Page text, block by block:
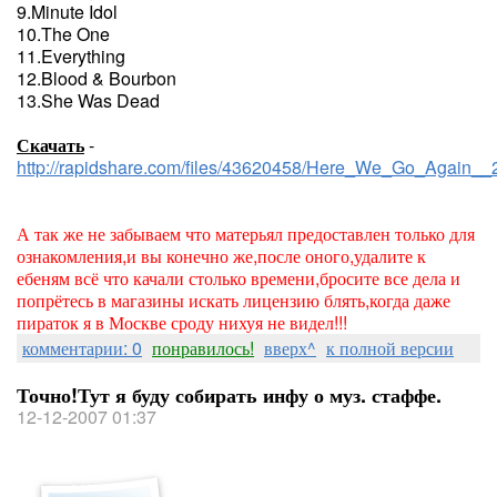
9.Minute Idol
10.The One
11.Everything
12.Blood & Bourbon
13.She Was Dead
Скачать-
http://rapidshare.com/files/43620458/
А так же не забываем что матерьял предоставлен только для
ознакомления,и вы конечно же,после оного,удалите к
ебеням всё что качали столько времени,бросите все дела и
попрётесь в магазины искать лицензию блять,когда даже
пираток я в Москве сроду нихуя не видел!!!
комментарии: 0 понравилось! вверх^ к полной версии
Точно!Тут я буду собирать инфу о муз. стаффе.
12-12-2007 01:37